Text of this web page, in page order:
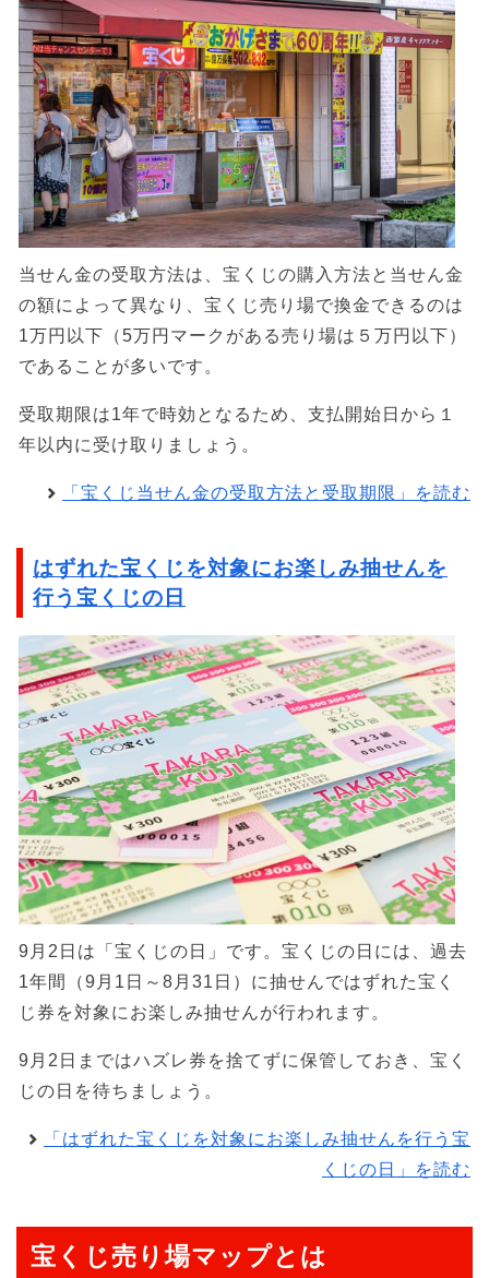
当せん金の受取方法は、宝くじの購入方法と当せん金
の額によって異なり、宝くじ売り場で換金できるのは
1万円以下（5万円マークがある売り場は５万円以下）
であることが多いです。
受取期限は1年で時効となるため、支払開始日から１
年以内に受け取りましょう。
「宝くじ当せん金の受取方法と受取期限」を読む
はずれた宝くじを対象にお楽しみ抽せんを
行う宝くじの日
9月2日は「宝くじの日」です。宝くじの日には、過去
1年間（9月1日～8月31日）に抽せんではずれた宝く
じ券を対象にお楽しみ抽せんが行われます。
9月2日まではハズレ券を捨てずに保管しておき、宝く
じの日を待ちましょう。
「はずれた宝くじを対象にお楽しみ抽せんを行う宝
くじの日」を読む
宝くじ売り場マップとは